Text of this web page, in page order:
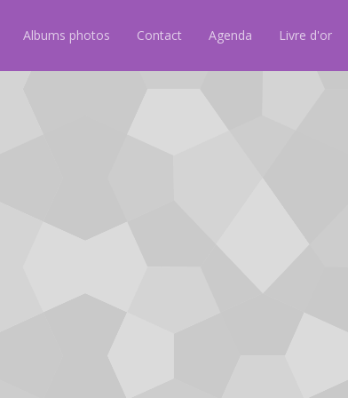
Albums photos Contact Agenda Livre d'or